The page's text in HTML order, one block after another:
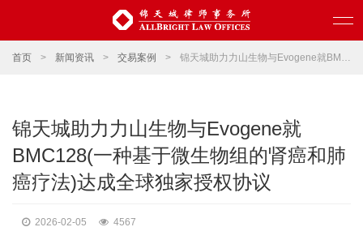
首页 > 新闻资讯 > 交易案例 > 锦天城助力力山生物与Evogene就BMC128(一种基于微生物组的肾癌和肺癌疗法)达成全球独家授权协议
锦天城助力力山生物与Evogene就
BMC128(一种基于微生物组的肾癌和肺
癌疗法)达成全球独家授权协议
2026-02-05 4567